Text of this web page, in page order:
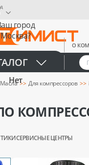
город
Москва?
Да
Нет
О
Масла Для компрессоров
СЕРВИСНЫЕ ЦЕНТРЫ